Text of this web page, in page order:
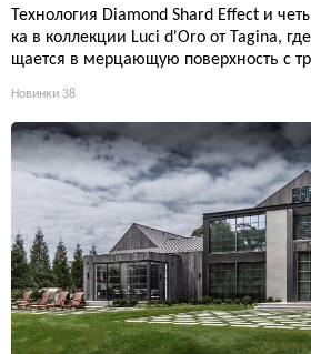
Технология Diamond Shard Effect и
ка в коллекции Luci d'Oro от Tagina,
щается в мерцающую поверхность с
Новинки 38